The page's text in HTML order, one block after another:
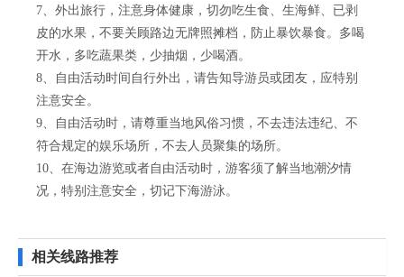
7、外出旅行，注意身体健康，切勿吃生食、生海鲜、已剥
皮的水果，不要关顾路边无牌照摊档，防止暴饮暴食。多喝
开水，多吃蔬果类，少抽烟，少喝酒。
8、自由活动时间自行外出，请告知导游员或团友，应特别
注意安全。
9、自由活动时，请尊重当地风俗习惯，不去违法违纪、不
符合规定的娱乐场所，不去人员聚集的场所。
10、在海边游览或者自由活动时，游客须了解当地潮汐情
况，特别注意安全，切记下海游泳。
相关线路推荐